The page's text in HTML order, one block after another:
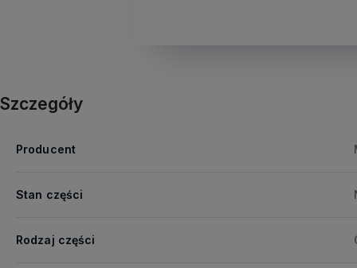
Szczegóły
Producent
Stan części
Rodzaj części